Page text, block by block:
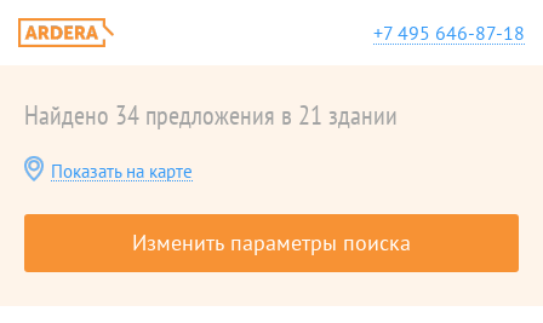
+7 495 646-87-18
Найдено 34 предложения в 21 здании
Показать на карте
Изменить параметры поиска